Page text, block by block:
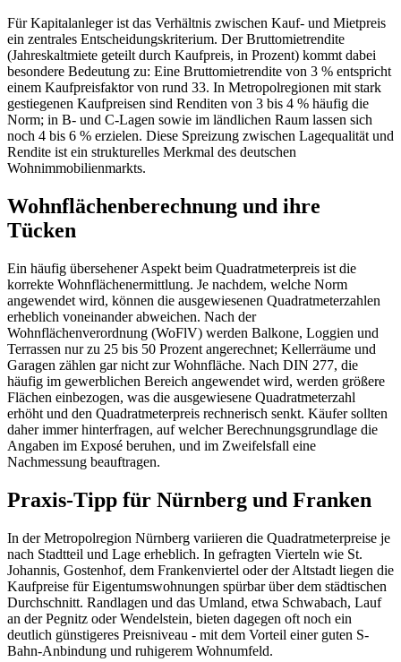
Für Kapitalanleger ist das Verhältnis zwischen Kauf- und Mietpreis
ein zentrales Entscheidungskriterium. Der Bruttomietrendite
(Jahreskaltmiete geteilt durch Kaufpreis, in Prozent) kommt dabei
besondere Bedeutung zu: Eine Bruttomietrendite von 3 % entspricht
einem Kaufpreisfaktor von rund 33. In Metropolregionen mit stark
gestiegenen Kaufpreisen sind Renditen von 3 bis 4 % häufig die
Norm; in B- und C-Lagen sowie im ländlichen Raum lassen sich
noch 4 bis 6 % erzielen. Diese Spreizung zwischen Lagequalität und
Rendite ist ein strukturelles Merkmal des deutschen
Wohnimmobilienmarkts.
Wohnflächenberechnung und ihre
Tücken
Ein häufig übersehener Aspekt beim Quadratmeterpreis ist die
korrekte Wohnflächenermittlung. Je nachdem, welche Norm
angewendet wird, können die ausgewiesenen Quadratmeterzahlen
erheblich voneinander abweichen. Nach der
Wohnflächenverordnung (WoFlV) werden Balkone, Loggien und
Terrassen nur zu 25 bis 50 Prozent angerechnet; Kellerräume und
Garagen zählen gar nicht zur Wohnfläche. Nach DIN 277, die
häufig im gewerblichen Bereich angewendet wird, werden größere
Flächen einbezogen, was die ausgewiesene Quadratmeterzahl
erhöht und den Quadratmeterpreis rechnerisch senkt. Käufer sollten
daher immer hinterfragen, auf welcher Berechnungsgrundlage die
Angaben im Exposé beruhen, und im Zweifelsfall eine
Nachmessung beauftragen.
Praxis-Tipp für Nürnberg und Franken
In der Metropolregion Nürnberg variieren die Quadratmeterpreise je
nach Stadtteil und Lage erheblich. In gefragten Vierteln wie St.
Johannis, Gostenhof, dem Frankenviertel oder der Altstadt liegen die
Kaufpreise für Eigentumswohnungen spürbar über dem städtischen
Durchschnitt. Randlagen und das Umland, etwa Schwabach, Lauf
an der Pegnitz oder Wendelstein, bieten dagegen oft noch ein
deutlich günstigeres Preisniveau - mit dem Vorteil einer guten S-
Bahn-Anbindung und ruhigerem Wohnumfeld.